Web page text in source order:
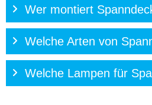
Wer montiert
Welche Arten von
Welche Lampen für